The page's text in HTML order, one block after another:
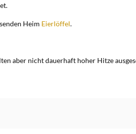
Heim Eierlöffel.
aber nicht dauerhaft hoher Hitze